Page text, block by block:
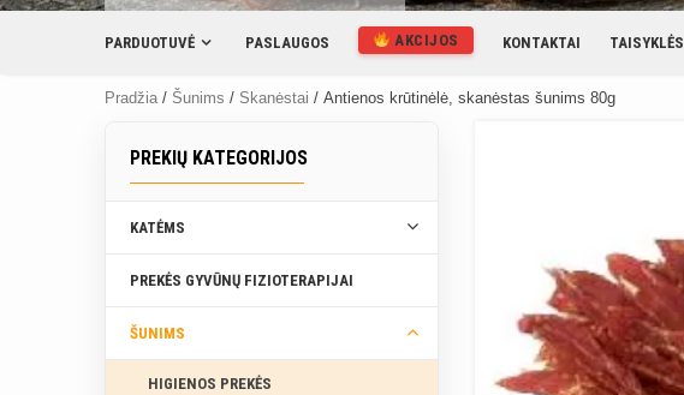
PARDUOTUVĖ PASLAUGOS AKCIJOS KONTAKTAI TAISYKLĖS
Pradžia / Šunims / Skanėstai / Antienos krūtinėlė, skanėstas šunims 80g
PREKIŲ KATEGORIJOS
KATĖMS
PREKĖS GYVŪNŲ FIZIOTERAPIJAI
ŠUNIMS
HIGIENOS PREKĖS